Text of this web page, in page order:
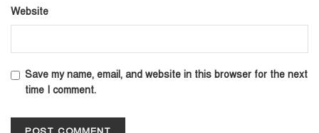
Website
Save my name, email, and website in this browser for the next
time I comment.